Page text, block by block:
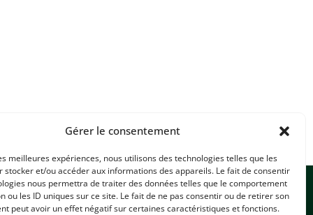
Gérer le consentement
meilleures expériences, nous utilisons des technologies telles que les
stocker et/ou accéder aux informations des appareils. Le fait de consentir
nous permettra de traiter des données telles que le comportement
ou les ID uniques sur ce site. Le fait de ne pas consentir ou de retirer son
peut avoir un effet négatif sur certaines caractéristiques et fonctions.